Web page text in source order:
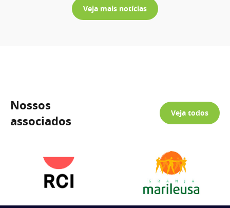
Veja mais notícias
Nossos
associados
Veja todos